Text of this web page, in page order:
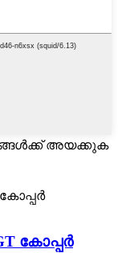
അയക്കുക
കോപ്പർ